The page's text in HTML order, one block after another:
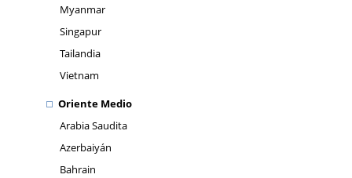
Myanmar
Singapur
Tailandia
Vietnam
Oriente Medio
Arabia Saudita
Azerbaiyán
Bahrain